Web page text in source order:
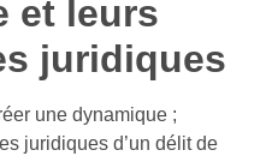
et leurs
juridiques
une dynamique ;
juridiques d’un délit de